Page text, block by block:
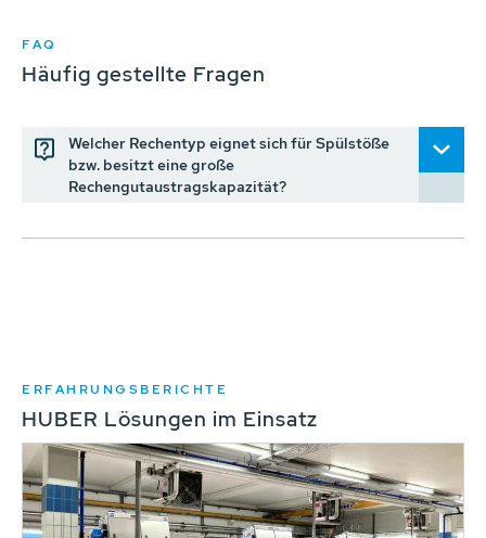
FAQ
Häufig gestellte Fragen
Welcher Rechentyp eignet sich für Spülstöße
bzw. besitzt eine große
Rechengutaustragskapazität?
ERFAHRUNGSBERICHTE
HUBER Lösungen im Einsatz